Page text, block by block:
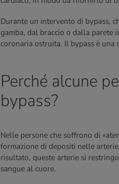
Durante un intervento di bypass,
gamba, dal braccio o dalla
coronaria ostruita. Il bypass è
Perché alcune
bypass?
Nelle persone che soffrono di
formazione di depositi nelle
risultato, queste arterie si
sangue al cuore.